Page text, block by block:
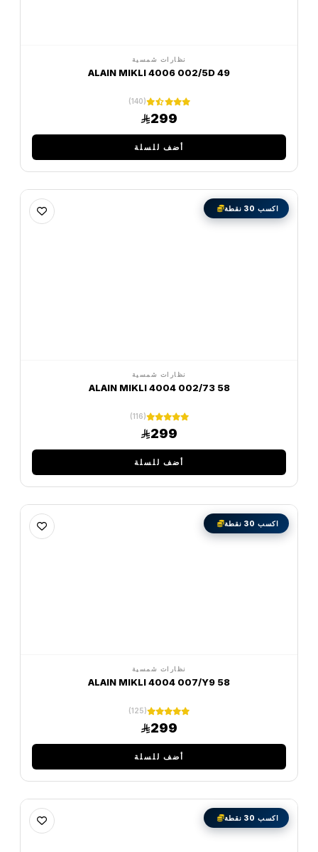
نظارات شمسية
ALAIN MIKLI 4006 002/5D 49
(140)
299
أضف للسلة
اكسب 30 نقطة
نظارات شمسية
ALAIN MIKLI 4004 002/73 58
(116)
299
أضف للسلة
اكسب 30 نقطة
نظارات شمسية
ALAIN MIKLI 4004 007/Y9 58
(125)
299
أضف للسلة
اكسب 30 نقطة